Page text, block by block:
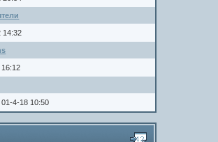
14:32
01-4-18 10:50